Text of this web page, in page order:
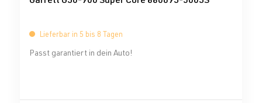
Lieferbar in 5 bis 8 Tagen
Passt garantiert in dein Auto!